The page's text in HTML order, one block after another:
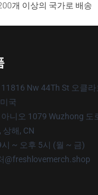
개 이상의 국가로 배송
11816 Nw 44Th St 오클라
국
아니오 1079 Wuzhong 도
상해, CN
시 ~ 오후 5시 (월 ~ 금)
@freshlovemerch.shop